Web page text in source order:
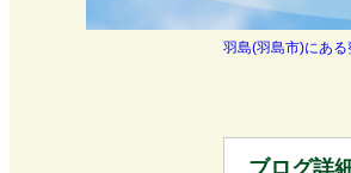
羽島(羽島市)にあ
ブログ詳